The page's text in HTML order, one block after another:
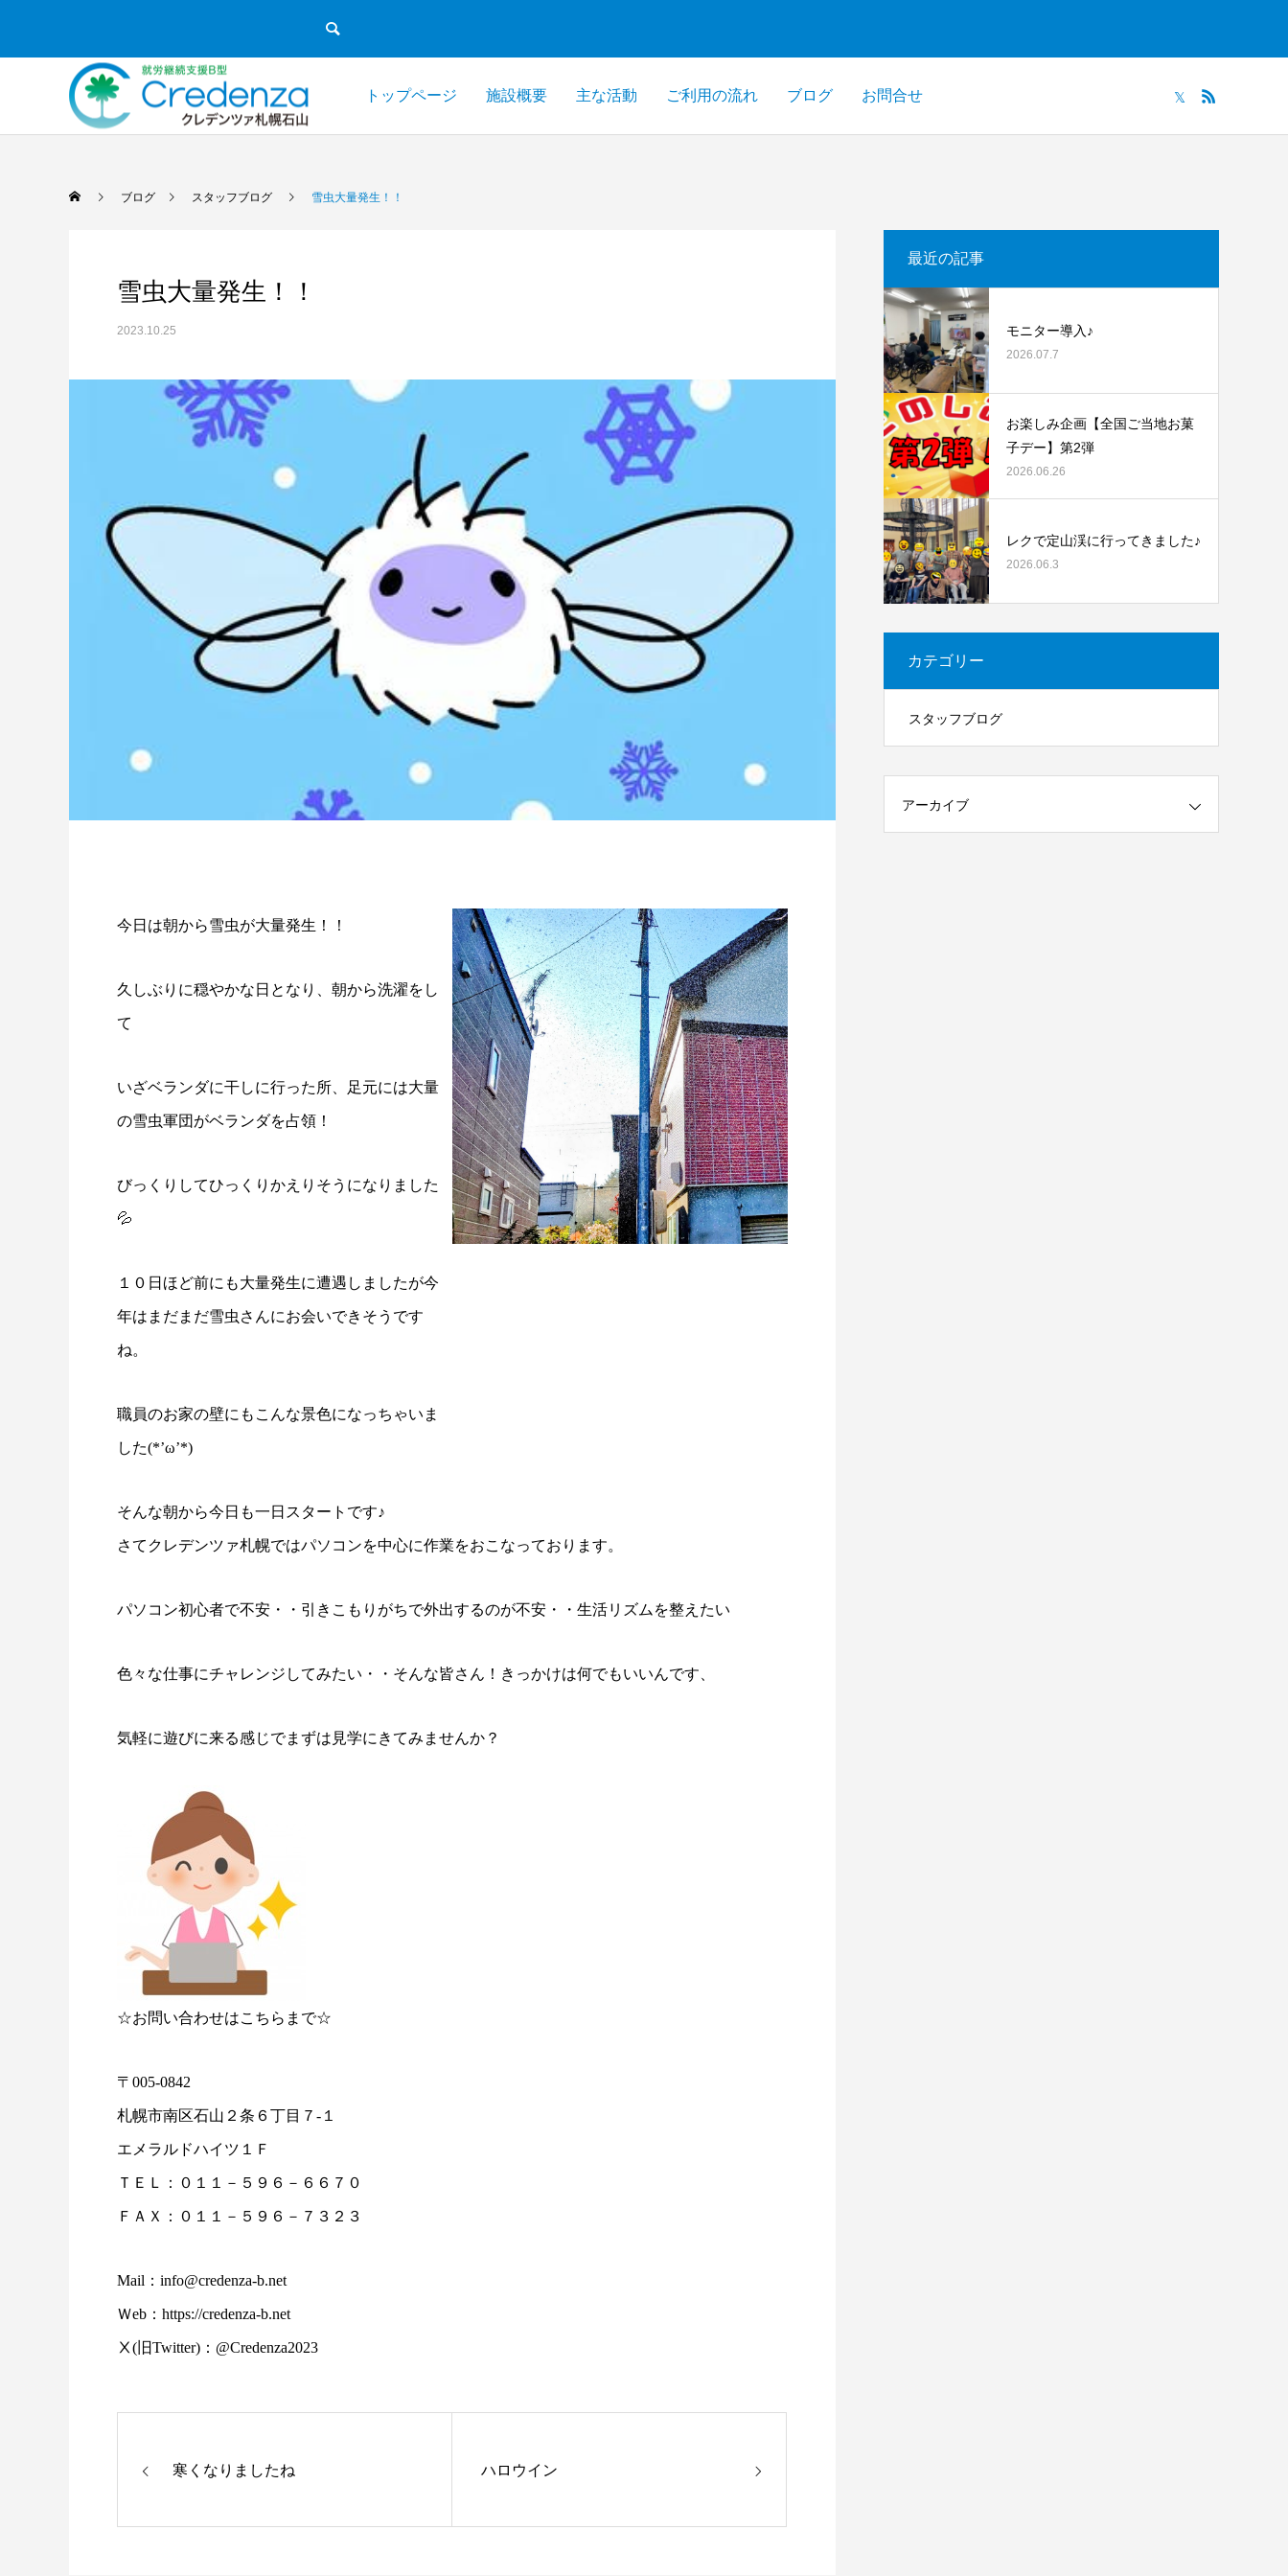
トップページ 施設概要 主な活動 ご利用の流れ ブログ お問合せ
ブログ スタッフブログ 雪虫大量発生！！
雪虫大量発生！！
2023.10.25
今日は朝から雪虫が大量発生！！
久しぶりに穏やかな日となり、朝から洗濯をし
て
いざベランダに干しに行った所、足元には大量
の雪虫軍団がベランダを占領！
びっくりしてひっくりかえりそうになりました
💦
１０日ほど前にも大量発生に遭遇しましたが今
年はまだまだ雪虫さんにお会いできそうです
ね。
職員のお家の壁にもこんな景色になっちゃいま
した(*’ω’*)
そんな朝から今日も一日スタートです♪
さてクレデンツァ札幌ではパソコンを中心に作業をおこなっております。
パソコン初心者で不安・・引きこもりがちで外出するのが不安・・生活リズムを整えたい
色々な仕事にチャレンジしてみたい・・そんな皆さん！きっかけは何でもいいんです、
気軽に遊びに来る感じでまずは見学にきてみませんか？
☆お問い合わせはこちらまで☆
〒005-0842
札幌市南区石山２条６丁目７-１
エメラルドハイツ１Ｆ
ＴＥＬ：０１１－５９６－６６７０
ＦＡＸ：０１１－５９６－７３２３
Mail：info@credenza-b.net
Ｗeb：https://credenza-b.net
Ⅹ(旧Twitter)：@Credenza2023
寒くなりましたね ハロウイン
最近の記事
モニター導入♪
2026.07.7
お楽しみ企画【全国ご当地お菓
子デー】第2弾
2026.06.26
レクで定山渓に行ってきました♪
2026.06.3
カテゴリー
スタッフブログ
アーカイブ